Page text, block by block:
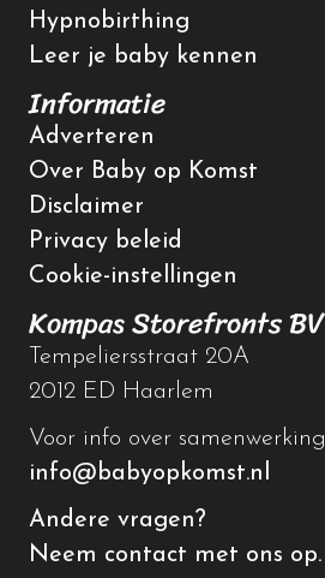
Hypnobirthing
Leer je baby kennen
Informatie
Adverteren
Over Baby op Komst
Disclaimer
Privacy beleid
Cookie-instellingen
Kompas Storefronts BV
Tempeliersstraat 20A
2012 ED Haarlem
Voor info over
info@babyopkomst.nl
Andere vragen?
Neem contact met ons op.